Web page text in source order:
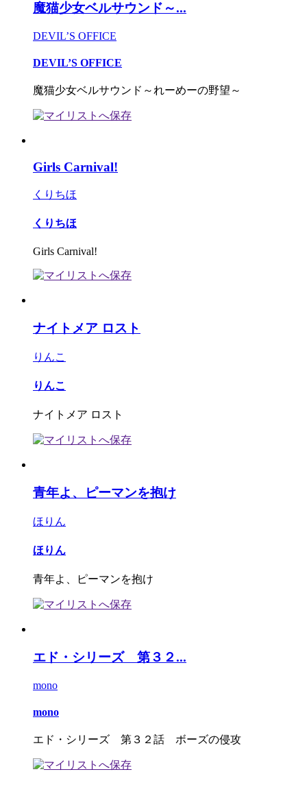
魔猫少女ベルサウンド～...
DEVIL’S OFFICE
DEVIL’S OFFICE
魔猫少女ベルサウンド～れーめーの野望～
Girls Carnival!
くりちほ
くりちほ
Girls Carnival!
ナイトメア ロスト
りんこ
りんこ
ナイトメア ロスト
青年よ、ピーマンを抱け
ほりん
ほりん
青年よ、ピーマンを抱け
エド・シリーズ 第３２...
mono
mono
エド・シリーズ 第３２話 ボーズの侵攻